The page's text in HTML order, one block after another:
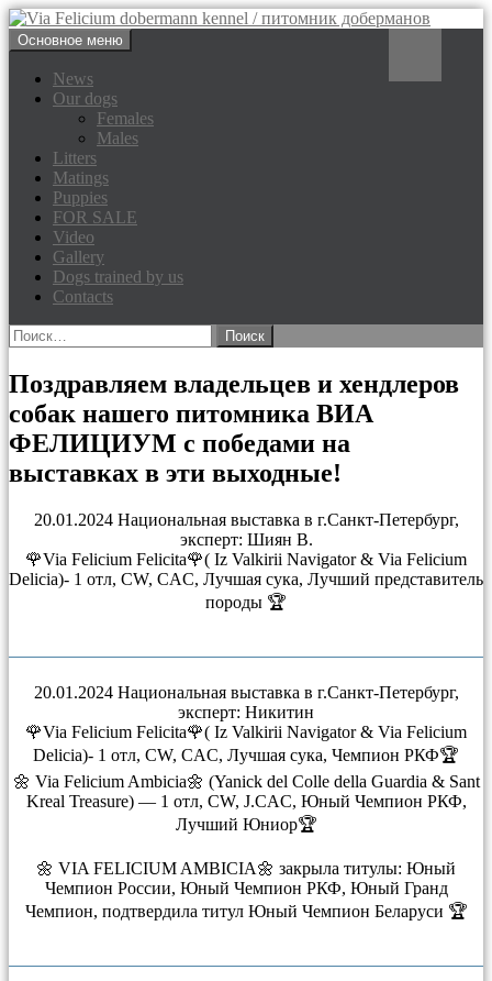
Via Felicium dobermann
kennel / питомник доберманов
Основное меню
к
News
Our dogs
Females
Males
Litters
Matings
Puppies
FOR SALE
Video
Gallery
Dogs trained by us
Contacts
Найти:
Поздравляем владельцев и хендлеров
собак нашего питомника ВИА
ФЕЛИЦИУМ с победами на
выставках в эти выходные!
20.01.2024 Национальная выставка в г.Санкт-Петербург,
эксперт: Шиян В.
🌹Via Felicium Felicita🌹( Iz Valkirii Navigator & Via Felicium
Delicia)- 1 отл, CW, CAC, Лучшая сука, Лучший представитель
породы 🏆
20.01.2024 Национальная выставка в г.Санкт-Петербург,
эксперт: Никитин
🌹Via Felicium Felicita🌹( Iz Valkirii Navigator & Via Felicium
Delicia)- 1 отл, CW, CAC, Лучшая сука, Чемпион РКФ🏆
🌼 Via Felicium Ambicia🌼 (Yanick del Colle della Guardia & Sant
Kreal Treasure) — 1 отл, CW, J.CAC, Юный Чемпион РКФ,
Лучший Юниор🏆
🌼 VIA FELICIUM AMBICIA🌼 закрыла титулы: Юный
Чемпион России, Юный Чемпион РКФ, Юный Гранд
Чемпион, подтвердила титул Юный Чемпион Беларуси 🏆